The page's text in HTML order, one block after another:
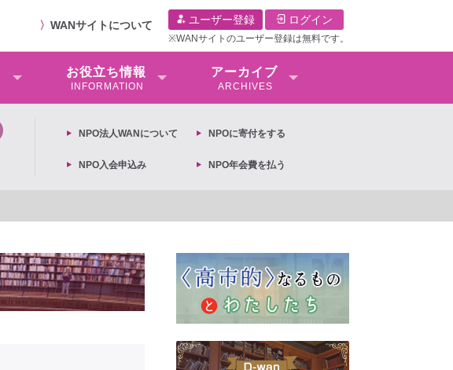
〉 WANサイトについて ユーザー登録 ログイン
※WANサイトのユーザー登録は無料です。
お役⽴ち情報
INFORMATION
アーカイブ
ARCHIVES
NPO法⼈WANについて NPOに寄付をする
NPO入会申込み NPO年会費を払う